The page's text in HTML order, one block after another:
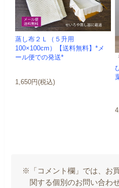
蒸し布２Ｌ（５升用
100×100cm）【送料無料】*メ
ール便での発送*
1,650円(税込)
※「コメント欄」では、お
関する個別のお問い合わ